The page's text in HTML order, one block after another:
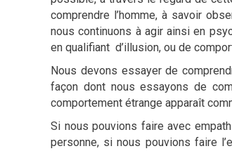
comprendre l’homme, à savoir
nous continuons à agir ainsi en
en qualifiant d’illusion, ou de
Nous devons essayer de
façon dont nous essayons de
comportement étrange apparaît
Si nous pouvions faire avec
personne, si nous pouvions faire